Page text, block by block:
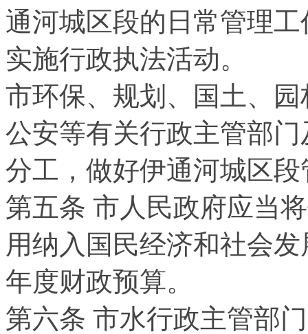
通河城区段的日常管理
实施行政执法活动。
市环保、规划、国土、
公安等有关行政主管部
分工，做好伊通河城区
第五条 市人民政府应当
用纳入国民经济和社会
年度财政预算。
第六条 市水行政主管部